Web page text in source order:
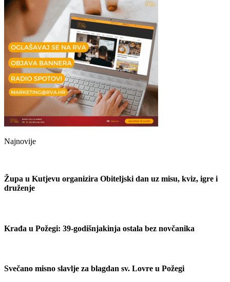
Najnovije
Župa u Kutjevu organizira Obiteljski dan uz misu, kviz, igre i
druženje
Krađa u Požegi: 39-godišnjakinja ostala bez novčanika
Svečano misno slavlje za blagdan sv. Lovre u Požegi